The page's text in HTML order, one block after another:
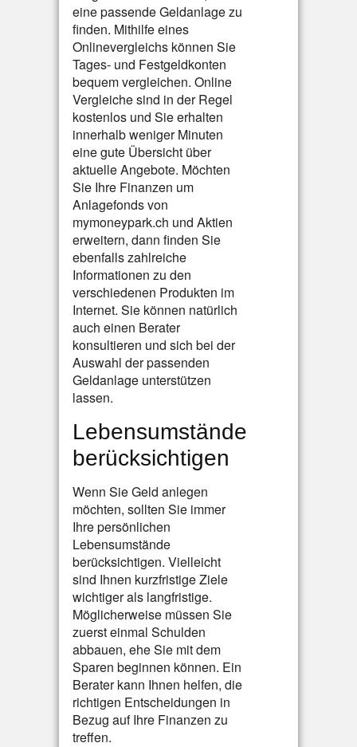
eine passende Geldanlage zu
finden. Mithilfe eines
Onlinevergleichs können Sie
Tages- und Festgeldkonten
bequem vergleichen. Online
Vergleiche sind in der Regel
kostenlos und Sie erhalten
innerhalb weniger Minuten
eine gute Übersicht über
aktuelle Angebote. Möchten
Sie Ihre Finanzen um
Anlagefonds von
mymoneypark.ch und Aktien
erweitern, dann finden Sie
ebenfalls zahlreiche
Informationen zu den
verschiedenen Produkten im
Internet. Sie können natürlich
auch einen Berater
konsultieren und sich bei der
Auswahl der passenden
Geldanlage unterstützen
lassen.
Lebensumstände
berücksichtigen
Wenn Sie Geld anlegen
möchten, sollten Sie immer
Ihre persönlichen
Lebensumstände
berücksichtigen. Vielleicht
sind Ihnen kurzfristige Ziele
wichtiger als langfristige.
Möglicherweise müssen Sie
zuerst einmal Schulden
abbauen, ehe Sie mit dem
Sparen beginnen können. Ein
Berater kann Ihnen helfen, die
richtigen Entscheidungen in
Bezug auf Ihre Finanzen zu
treffen.